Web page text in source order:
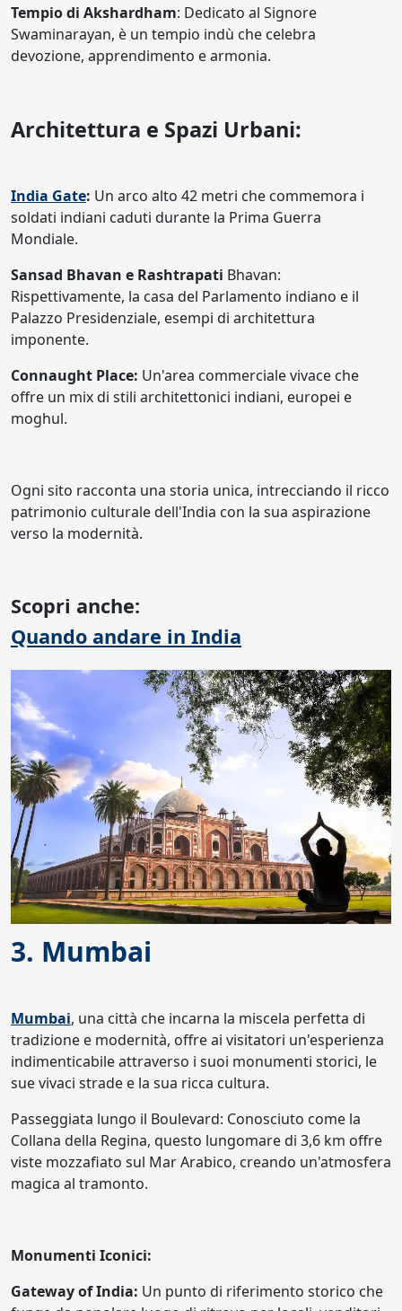
Tempio di Akshardham: Dedicato al Signore
Swaminarayan, è un tempio indù che celebra
devozione, apprendimento e armonia.
Architettura e Spazi Urbani:
India Gate: Un arco alto 42 metri che commemora i
soldati indiani caduti durante la Prima Guerra
Mondiale.
Sansad Bhavan e Rashtrapati Bhavan:
Rispettivamente, la casa del Parlamento indiano e il
Palazzo Presidenziale, esempi di architettura
imponente.
Connaught Place: Un'area commerciale vivace che
offre un mix di stili architettonici indiani, europei e
moghul.
Ogni sito racconta una storia unica, intrecciando il ricco
patrimonio culturale dell'India con la sua aspirazione
verso la modernità.
Scopri anche:
Quando andare in India
3. Mumbai
Mumbai, una città che incarna la miscela perfetta di
tradizione e modernità, offre ai visitatori un'esperienza
indimenticabile attraverso i suoi monumenti storici, le
sue vivaci strade e la sua ricca cultura.
Passeggiata lungo il Boulevard: Conosciuto come la
Collana della Regina, questo lungomare di 3,6 km offre
viste mozzafiato sul Mar Arabico, creando un'atmosfera
magica al tramonto.
Monumenti Iconici:
Gateway of India: Un punto di riferimento storico che